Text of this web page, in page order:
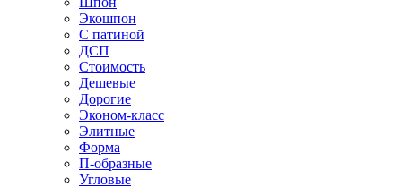
Экошпон
С патиной
ДСП
Стоимость
Дешевые
Дорогие
Эконом-класс
Элитные
Форма
П-образные
Угловые